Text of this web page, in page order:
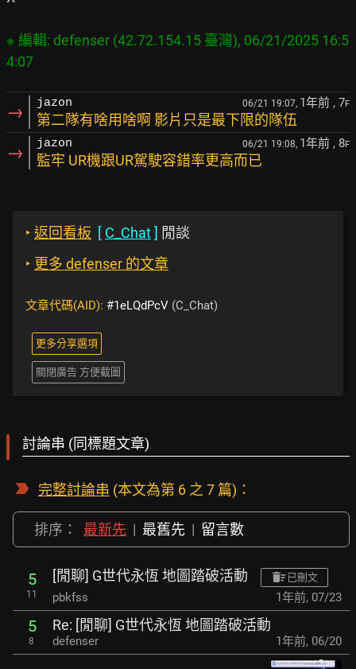
※ 編輯: defenser (42.72.154.15 臺灣), 06/21/2025 16:5
→ jazon 06/21 19:07, 1年前 , 7F
第二隊有啥用啥啊 影片只是最下限的隊伍
→ jazon 06/21 19:08, 1年前 , 8F
監牢 UR機跟UR駕駛容錯率更高而已
‣ 返回看板 [ C_Chat] 閒談
‣ 更多 defenser 的文章
文章代碼(AID): #1eLQdPcV (C_Chat)
更多分享選項
關閉廣告 方便截圖
討論串 (同標題文章)
完整討論串 (本文為第 6 之 7 篇)：
排序： 最新先 | 最舊先 | 留言數
5
11
[閒聊] G世代永恆 地圖踏破活動 已刪文
pbkfss 1年前, 07/23
5
8
Re: [閒聊] G世代永恆 地圖踏破活動
defenser 1年前, 06/20